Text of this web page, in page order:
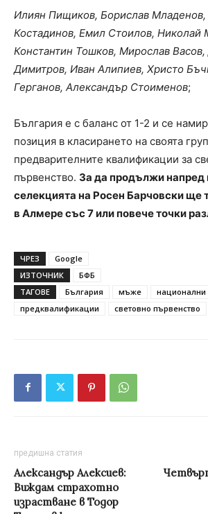
Илиян Пищиков, Борислав Младенов,
Костадинов, Емил Стоилов, Николай
Константин Тошков, Мирослав
Димитров, Иван Алипиев, Христо
Герганов, Aлександър Стоименов;
България е с баланс от 1-2 и се
позиция в класирането на своята
предварителните квалификации за
първенство. За да продължи напред
селекцията на Росен Барчовски ще
в Алмере със 7 или повече точки
ЧРЕЗ
Google
ИЗТОЧНИК
БФБ
ТАГОВЕ
България мъже
национални
предквалификации
световно първенство
предишна статия
Александър Алексиев:
Виждам страхотно
израстване в Тодор